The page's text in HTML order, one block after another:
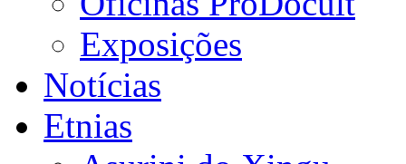
Exposições
Notícias
Etnias